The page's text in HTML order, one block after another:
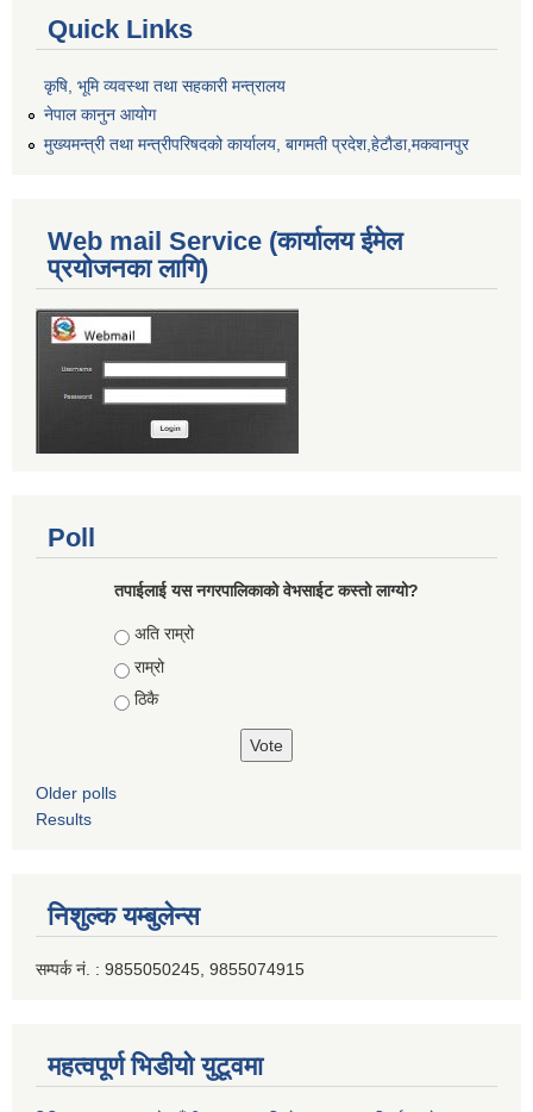
Quick Links
कृषि, भूमि व्यवस्था तथा सहकारी मन्त्रालय
नेपाल कानुन आयोग
मुख्यमन्त्री तथा मन्त्रीपरिषदको कार्यालय, बागमती प्रदेश,हेटाैडा,मकवानपुर
Web mail Service (कार्यालय ईमेल
प्रयोजनका लागि)
Poll
तपाईलाई यस नगरपालिकाको वेभसाईट कस्तो लाग्यो?
Choices
अति राम्रो
राम्रो
ठिकै
Older polls
Results
निशुल्क यम्बुलेन्स
सम्पर्क नं. : 9855050245, 9855074915
महत्वपूर्ण भिडीयो युटूवमा